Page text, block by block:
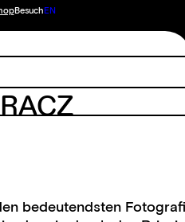
BesuchEN
bedeutendsten